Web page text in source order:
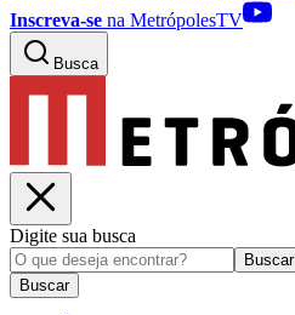
Inscreva-se na MetrópolesTV
Busca
Digite sua busca
Buscar
Buscar